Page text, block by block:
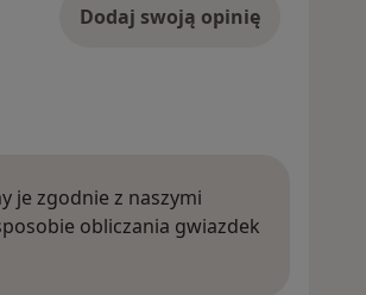
Dodaj swoją opinię
je zgodnie z naszymi
obliczania gwiazdek